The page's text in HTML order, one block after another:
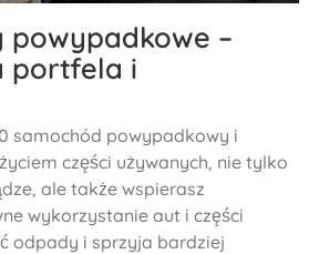
powypadkowe –
portfela i
samochód powypadkowy i
części używanych, nie tylko
ale także wspierasz
wykorzystanie aut i części
odpady i sprzyja bardziej